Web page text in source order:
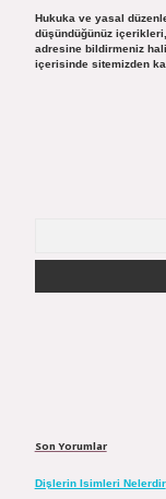
Hukuka ve yasal
düşündüğünüz içerikleri,
adresine bildirmeniz
içerisinde sitemizden
Son Yorumlar
Dişlerin Isimleri Nelerdir